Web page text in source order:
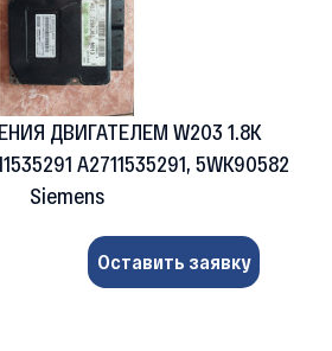
ДВИГАТЕЛЕМ W203 1.8K
A2711535291, 5WK90582
Siemens
Оставить заявку